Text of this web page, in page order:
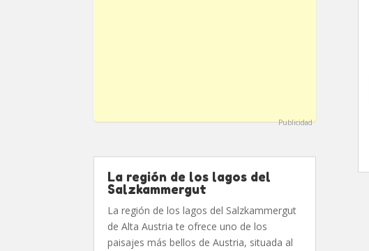
Publicidad
La región de los lagos del
Salzkammergut
La región de los lagos del Salzkammergut
de Alta Austria te ofrece uno de los
paisajes más bellos de Austria, situada al